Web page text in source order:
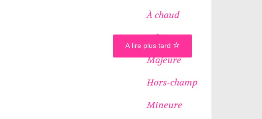
À chaud
Icônes
Majeure
Hors-champ
Mineure
A lire plus tard